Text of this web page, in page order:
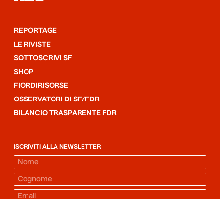
REPORTAGE
LE RIVISTE
SOTTOSCRIVI SF
SHOP
FIORDIRISORSE
OSSERVATORI DI SF/FDR
BILANCIO TRASPARENTE FDR
ISCRIVITI ALLA NEWSLETTER